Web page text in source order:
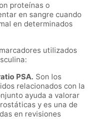
proteínas o
en sangre cuando
en determinados
utilizados
PSA. Son los
relacionados con la
ayuda a valorar
y es una de
en revisiones